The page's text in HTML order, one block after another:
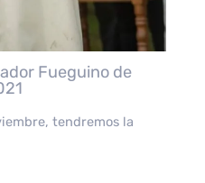
Fueguino de
tendremos la